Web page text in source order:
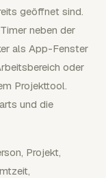
geöffnet sind.
neben der
als App-Fenster
oder
Projekttool.
und die
Projekt,